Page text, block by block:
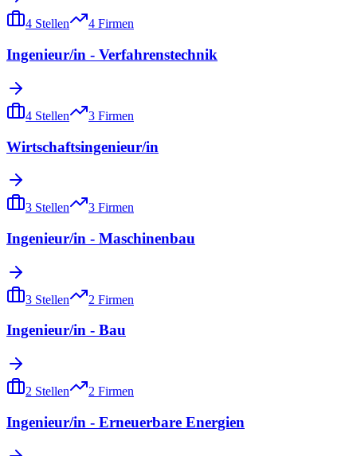
4 Stellen 4 Firmen
Ingenieur/in - Verfahrenstechnik
4 Stellen 3 Firmen
Wirtschaftsingenieur/in
3 Stellen 3 Firmen
Ingenieur/in - Maschinenbau
3 Stellen 2 Firmen
Ingenieur/in - Bau
2 Stellen 2 Firmen
Ingenieur/in - Erneuerbare Energien